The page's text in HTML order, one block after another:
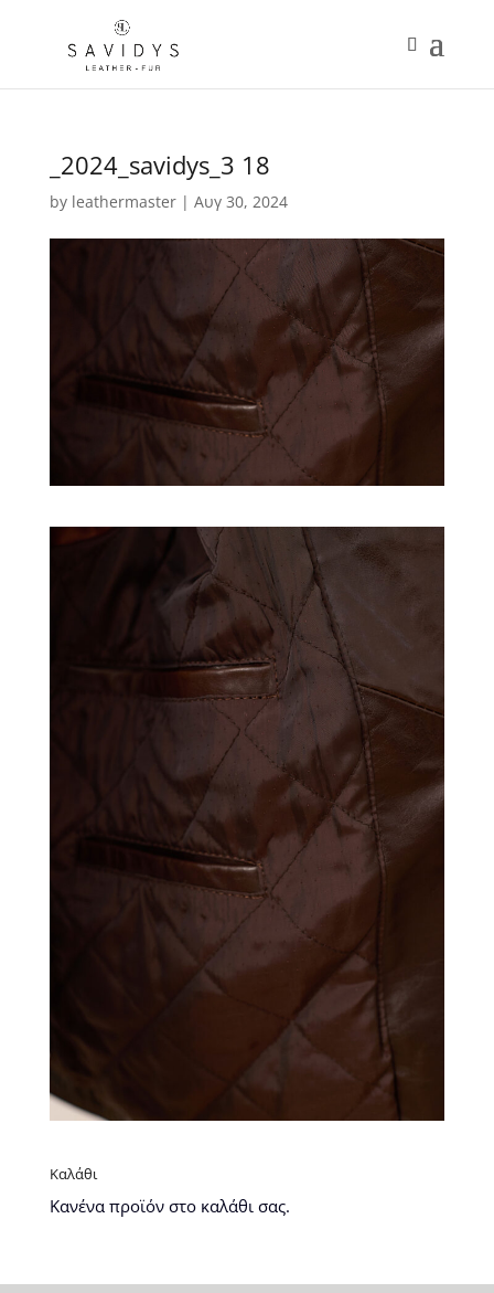
_2024_savidys_3 18
by leathermaster| Αυγ 30, 2024
Καλάθι
Κανένα προϊόν στο καλάθι σας.